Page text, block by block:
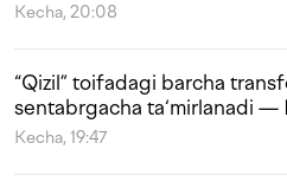
Kecha, 20:08
“Qizil” toifadagi barcha
sentabrgacha ta‘mirlanadi —
Kecha, 19:47